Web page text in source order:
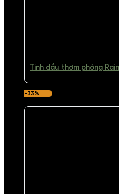
Tinh dầu thơm phòng
-33%